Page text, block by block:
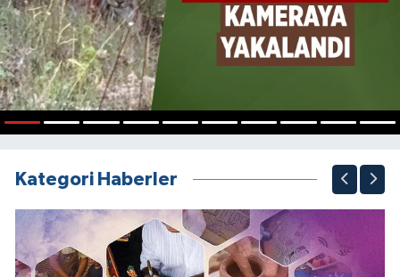
Kategori Haberler